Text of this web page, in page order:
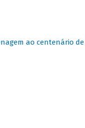
ao centenário